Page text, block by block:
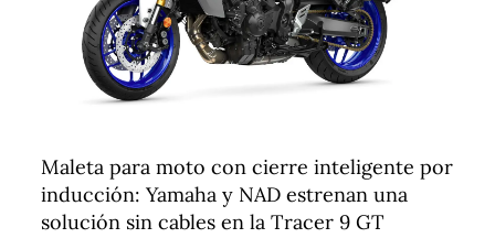
Maleta para moto con cierre inteligente por
inducción: Yamaha y NAD estrenan una
solución sin cables en la Tracer 9 GT